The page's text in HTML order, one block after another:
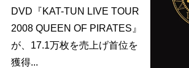
DVD『KAT-TUN LIVE TOUR
2008 QUEEN OF PIRATES』
が、17.1万枚を売上げ首位を
獲得...